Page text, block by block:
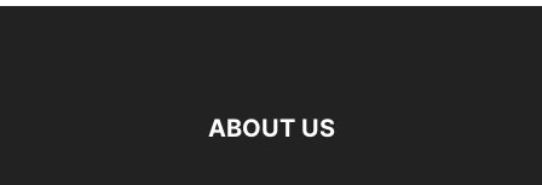
ABOUT US